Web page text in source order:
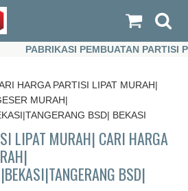
PABRIKASI PEMBUATAN PARTISI
HARGA PARTISI LIPAT MURAH|
MURAH|
BSD| BEKASI
LIPAT MURAH| CARI HARGA
BSD|